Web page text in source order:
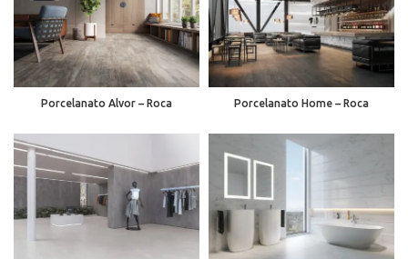
Porcelanato Alvor – Roca Porcelanato Home – Roca